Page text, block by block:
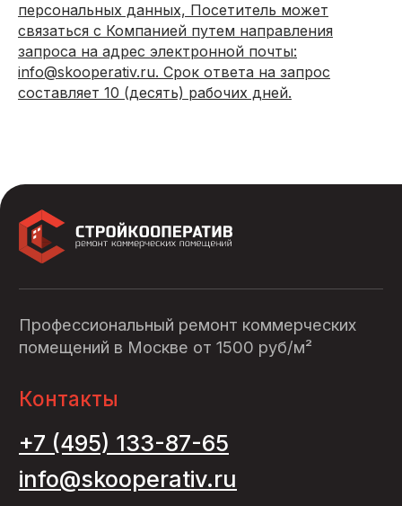
персональных данных, Посетитель может
связаться с Компанией путем направления
запроса на адрес электронной почты:
info@skooperativ.ru. Срок ответа на запрос
составляет 10 (десять) рабочих дней.